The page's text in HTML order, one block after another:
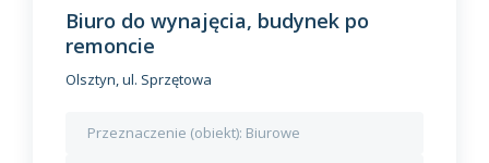
Biuro do wynajęcia, budynek po
remoncie
Olsztyn, ul. Sprzętowa
Przeznaczenie (obiekt): Biurowe